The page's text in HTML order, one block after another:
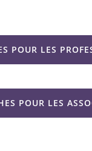
POUR LES
POUR LES